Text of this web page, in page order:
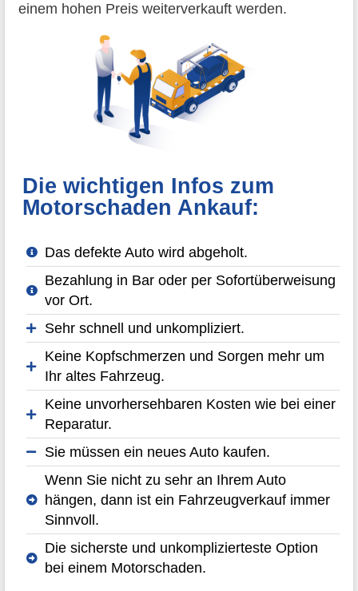
einem hohen Preis weiterverkauft werden.
Die wichtigen Infos zum
Motorschaden Ankauf:
Das defekte Auto wird abgeholt.
Bezahlung in Bar oder per Sofortüberweisung
vor Ort.
Sehr schnell und unkompliziert.
Keine Kopfschmerzen und Sorgen mehr um
Ihr altes Fahrzeug.
Keine unvorhersehbaren Kosten wie bei einer
Reparatur.
Sie müssen ein neues Auto kaufen.
Wenn Sie nicht zu sehr an Ihrem Auto
hängen, dann ist ein Fahrzeugverkauf immer
Sinnvoll.
Die sicherste und unkomplizierteste Option
bei einem Motorschaden.